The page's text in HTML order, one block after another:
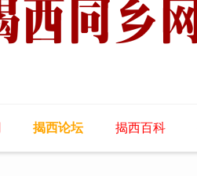
揭西论坛 揭西百科